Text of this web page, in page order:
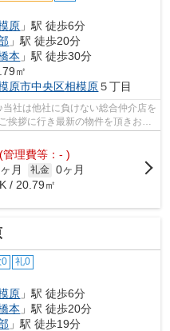
原 」駅 徒歩6分
」駅 徒歩20分
本 」駅 徒歩30分
㎡
原市中央区相模原５丁目
社は他社に負けない総合仲介店を
挨拶に行き最新の物件を頂きお客
(管理費等：- )
月 礼金 0ヶ月
/ 20.79㎡
0 礼0
原 」駅 徒歩6分
本 」駅 徒歩20分
」駅 徒歩19分